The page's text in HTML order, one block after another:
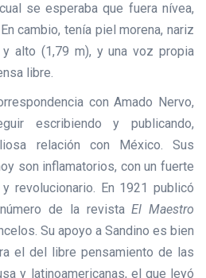
se esperaba que fuera nívea,
cambio, tenía piel morena, nariz
y alto (1,79 m), y una voz propia
libre.
con Amado Nervo,
escribiendo y publicando,
relación con México. Sus
son inflamatorios, con un fuerte
revolucionario. En 1921 publicó
de la revistaEl Maestro
Su apoyo a Sandino es bien
el del libre pensamiento de las
y latinoamericanas, el que leyó